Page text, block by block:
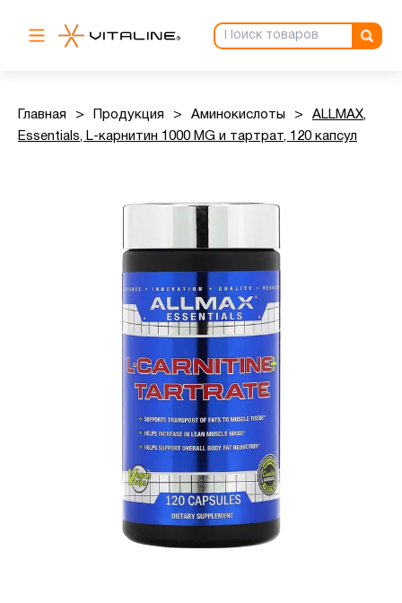
Главная > Продукция > Аминокислоты >
ALLMAX,
Essentials, L-карнитин 1000 MG и тартрат, 120 капсул